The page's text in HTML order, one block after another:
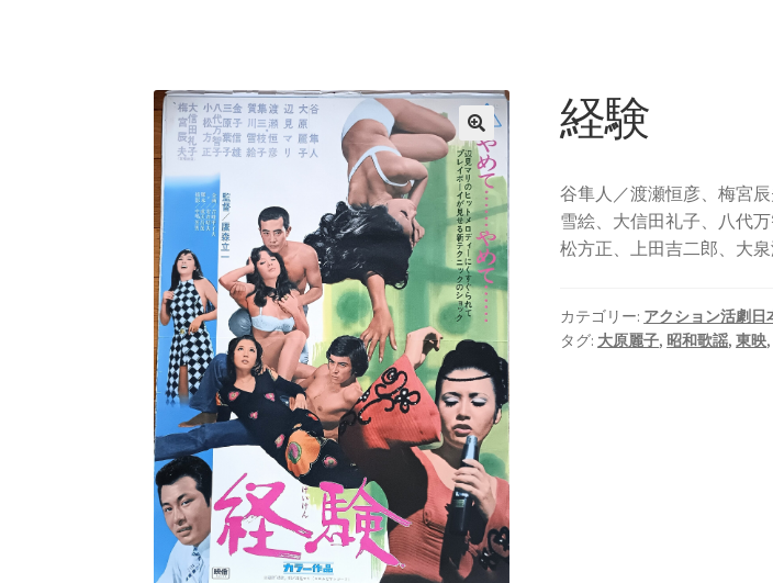
経験
谷隼人／渡瀬恒彦、梅宮
雪絵、大信田礼子、八代
松方正、上田吉二郎、大
カテゴリー: アクション活劇日
タグ: 大原麗子, 昭和歌謡,東映